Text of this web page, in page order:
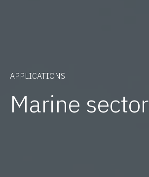
APPLICATIONS
Marine sector